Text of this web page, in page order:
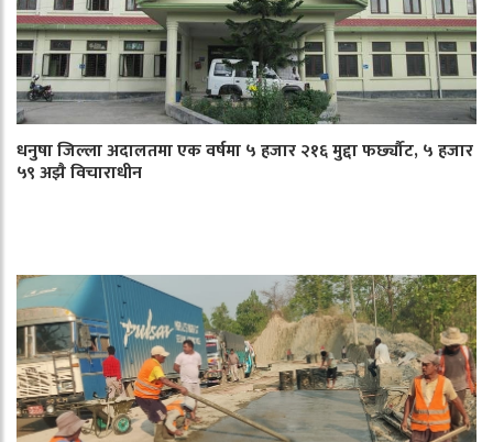
धनुषा जिल्ला अदालतमा एक वर्षमा ५ हजार २१६ मुद्दा फर्छ्यौट, ५ हजार
५९ अझै विचाराधीन